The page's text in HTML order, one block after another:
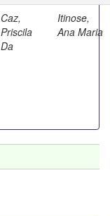
Caz,
Priscila
Da
Itinose,
Ana Maria